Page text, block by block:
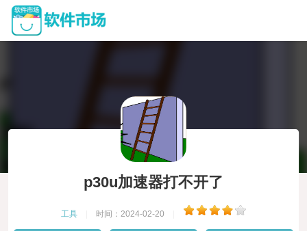
p30u加速器打不开了
工具 时间：2024-02-20